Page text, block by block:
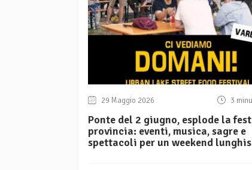
29 Maggio 2026 3
Ponte del 2 giugno, esplode la
provincia: eventi, musica, sagre e
spettacoli per un weekend